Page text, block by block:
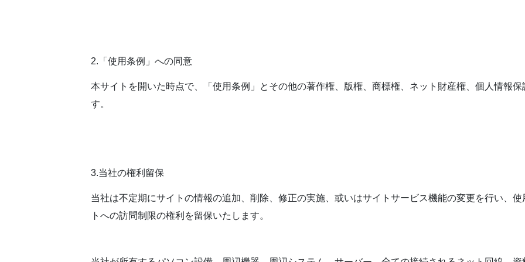
2.「使用条例」への同意
本サイトを開いた時点で、「使用条例」とその他の著作権、版権、商標権、ネット財産権、個人情報
す。
3.当社の権利留保
当社は不定期にサイトの情報の追加、削除、修正の実施、或いはサイトサービス機能の変更を行い、
トへの訪問制限の権利を留保いたします。